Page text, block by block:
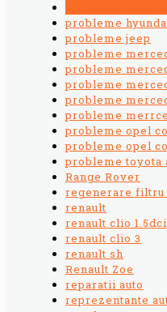
probleme
probleme jeep
probleme
probleme
probleme
probleme
probleme
probleme opel
probleme opel
probleme toyota
Range Rover
regenerare filtru
renault
renault clio 1.5dci
renault clio 3
renault sh
Renault Zoe
reparatii auto
reprezentante